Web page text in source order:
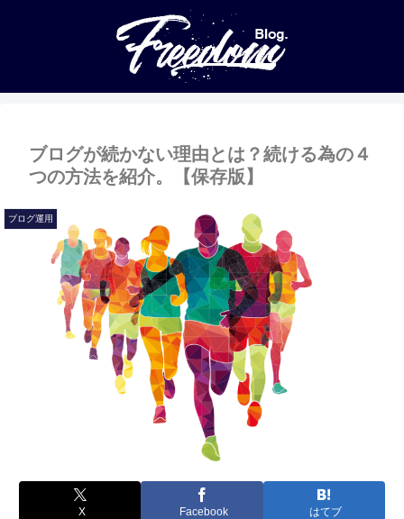
ブログが続かない理由とは？続ける為の４
つの方法を紹介。【保存版】
ブログ運用
X Facebook はてブ